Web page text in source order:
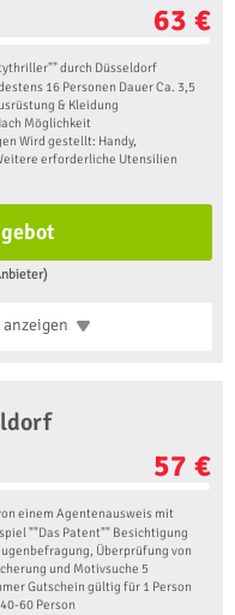
63 €
durch Düsseldorf
16 Personen Dauer Ca. 3,5
& Kleidung
Möglichkeit
Wird gestellt: Handy,
erforderliche Utensilien
anzeigen
57 €
einem Agentenausweis mit
""Das Patent"" Besichtigung
Überprüfung von
und Motivsuche 5
Gutschein gültig für 1 Person
60 Person